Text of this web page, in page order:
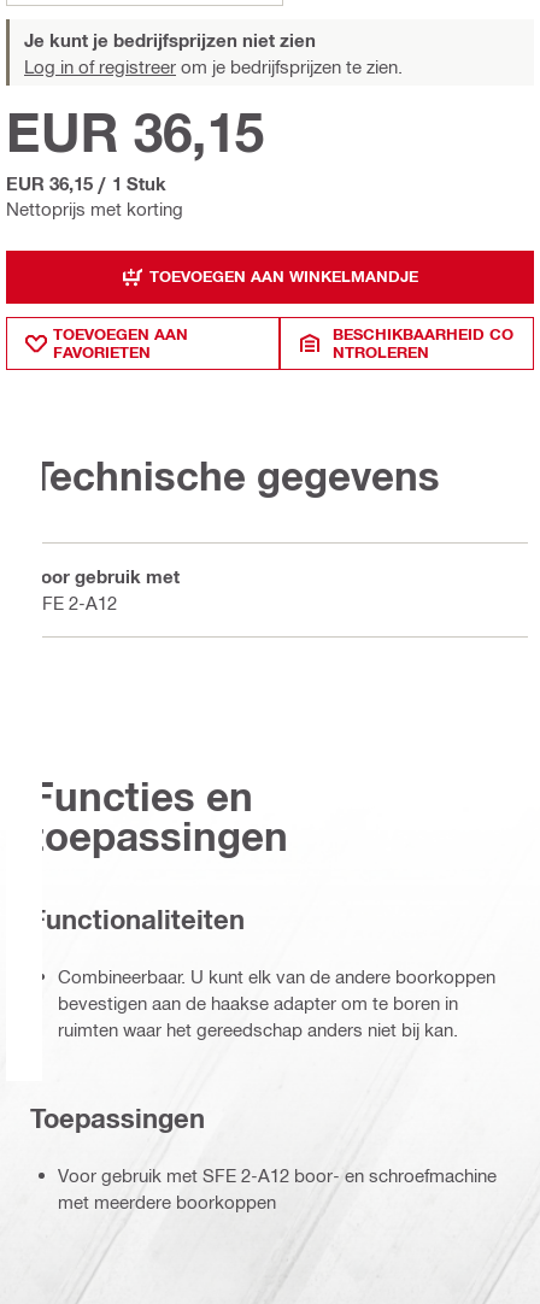
Je kunt je bedrijfsprijzen niet zien
Log in of registreer om je bedrijfsprijzen te zien.
Nettoprijs met korting
EUR 36,15
EUR 36,15 / 1 Stuk
TOEVOEGEN AAN WINKELMANDJE
TOEVOEGEN AAN
FAVORIETEN
BESCHIKBAARHEID CO
NTROLEREN
Technische gegevens
Voor gebruik met
SFE 2-A12
Functies en
toepassingen
Functionaliteiten
Combineerbaar. U kunt elk van de andere boorkoppen
bevestigen aan de haakse adapter om te boren in
ruimten waar het gereedschap anders niet bij kan.
Toepassingen
Voor gebruik met SFE 2-A12 boor- en schroefmachine
met meerdere boorkoppen